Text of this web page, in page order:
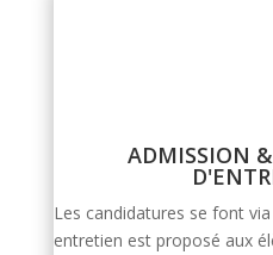
ADMISSION
Les candidatures se font
entretien est proposé aux